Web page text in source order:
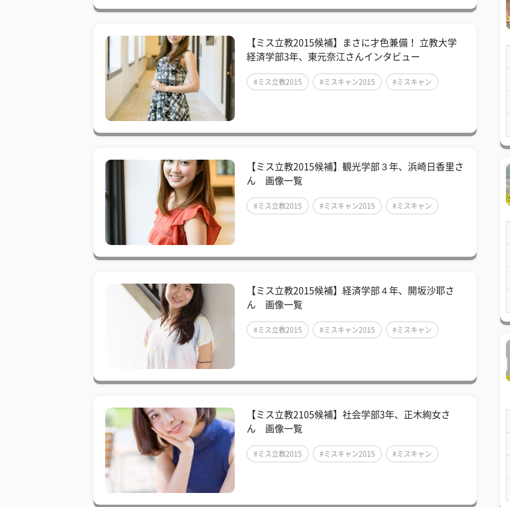
【ミス立教2015候補】まさに才色兼備！ 立教大学
経済学部3年、東元奈江さんインタビュー
#ミス立教2015 #ミスキャン2015 #ミスキャン
【ミス立教2015候補】観光学部３年、浜崎日香里さ
ん 画像一覧
#ミス立教2015 #ミスキャン2015 #ミスキャン
【ミス立教2015候補】経済学部４年、開坂沙耶さ
ん 画像一覧
#ミス立教2015 #ミスキャン2015 #ミスキャン
【ミス立教2105候補】社会学部3年、正木絢女さ
ん 画像一覧
#ミス立教2015 #ミスキャン2015 #ミスキャン